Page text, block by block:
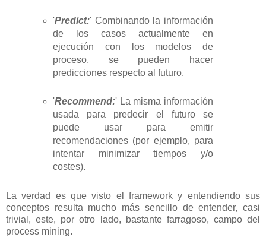
'Predict:' Combinando la información
de los casos actualmente en
ejecución con los modelos de
proceso, se pueden hacer
predicciones respecto al futuro.
'Recommend:' La misma información
usada para predecir el futuro se
puede usar para emitir
recomendaciones (por ejemplo, para
intentar minimizar tiempos y/o
costes).
La verdad es que visto el framework y entendiendo sus
conceptos resulta mucho más sencillo de entender, casi
trivial, este, por otro lado, bastante farragoso, campo del
process mining.